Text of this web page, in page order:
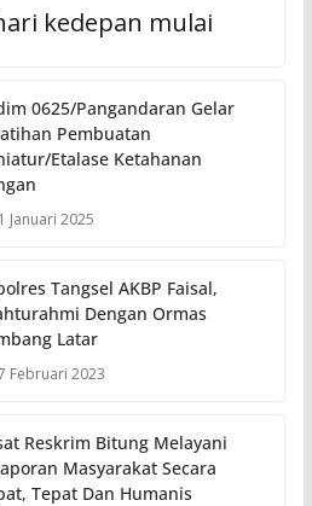
kedepan mulai
0625/Pangandaran Gelar
Pembuatan
Etalase Ketahanan
Januari 2025
Tangsel AKBP Faisal,
Dengan Ormas
Latar
Februari 2023
Reskrim Bitung Melayani
Masyarakat Secara
Tepat Dan Humanis